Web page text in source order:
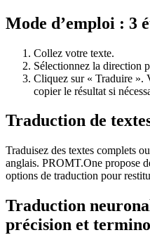
Mode d’emploi : 3
Collez votre texte.
Sélectionnez la direction
Cliquez sur « Traduire ».
copier le résultat si
Traduction de
Traduisez des textes complets
anglais. PROMT.One propose
options de traduction pour
Traduction
précision et